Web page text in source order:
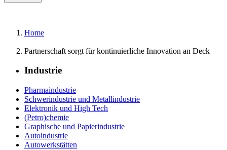
Home
Partnerschaft sorgt für kontinuierliche Innovation an Deck
Industrie
Pharmaindustrie
Schwerindustrie und Metallindustrie
Elektronik und High Tech
(Petro)chemie
Graphische und Papierindustrie
Autoindustrie
Autowerkstätten